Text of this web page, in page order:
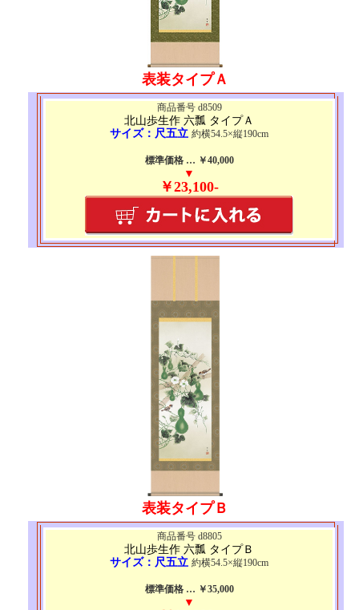
表装タイプＡ
商品番号 d8509
北山歩生作 六瓢 タイプＡ
サイズ：尺五立 約横54.5×縦190cm
標準価格 … ￥40,000
▼
￥23,100-
表装タイプＢ
商品番号 d8805
北山歩生作 六瓢 タイプＢ
サイズ：尺五立 約横54.5×縦190cm
標準価格 … ￥35,000
▼